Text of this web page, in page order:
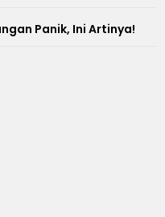
Panik, Ini Artinya!